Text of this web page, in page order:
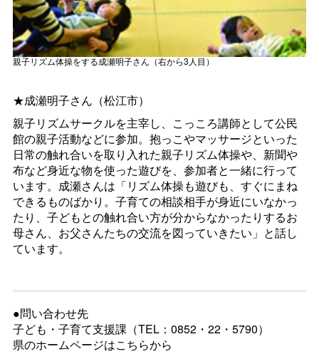
親子リズム体操をする成瀬明子さん（右から3人目）
★成瀬明子さん（松江市）
親子リズムサークルを主宰し、こっころ講師として公民
館の親子活動などに参加。抱っこやマッサージといった
日常の触れ合いを取り入れた親子リズム体操や、新聞や
布など身近な物を使った遊びを、参加者と一緒に行って
います。成瀬さんは「リズム体操も遊びも、すぐにまね
できるものばかり。子育ての相談相手が身近にいなかっ
たり、子どもとの触れ合い方が分からなかったりするお
母さん、お父さんたちの交流を図っていきたい」と話し
ています。
●問い合わせ先
子ども・子育て支援課（TEL：0852・22・5790）
県のホームページはこちらから